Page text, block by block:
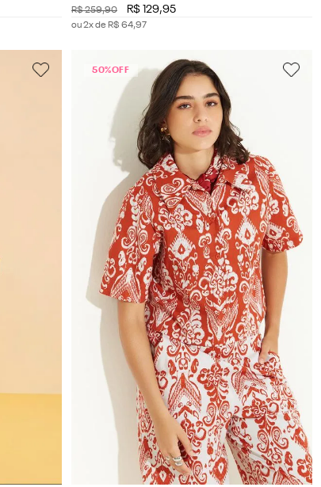
R$259,90 R$ 129,95
ou2x de R$ 64,97
50%OFF